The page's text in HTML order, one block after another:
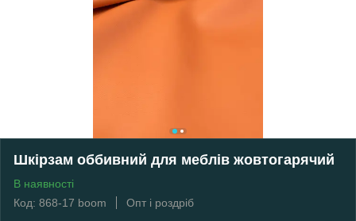
Шкірзам оббивний для меблів жовтогарячий
В наявності
Код: 868-17 boom
Опт і роздріб